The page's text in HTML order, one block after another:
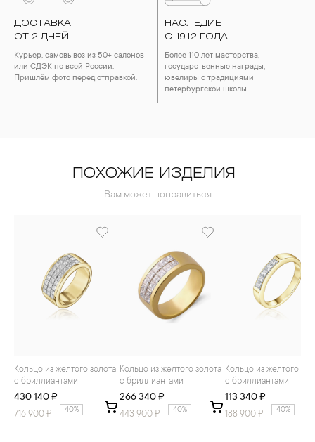
ДОСТАВКА
ОТ 2 ДНЕЙ
Курьер, самовывоз из 50+ салонов
или СДЭК по всей России.
Пришлём фото перед отправкой.
НАСЛЕДИЕ
С 1912 ГОДА
Более 110 лет мастерства,
государственные награды,
ювелиры с традициями
петербургской школы.
ПОХОЖИЕ ИЗДЕЛИЯ
Вам может понравиться
Кольцо из желтого золота
с бриллиантами
430 140 ₽
716 900₽ 40%
Кольцо из желтого золота
с бриллиантами
266 340 ₽
443 900₽ 40%
Кольцо из желтого золота
с бриллиантами
113 340 ₽
188 900₽ 40%